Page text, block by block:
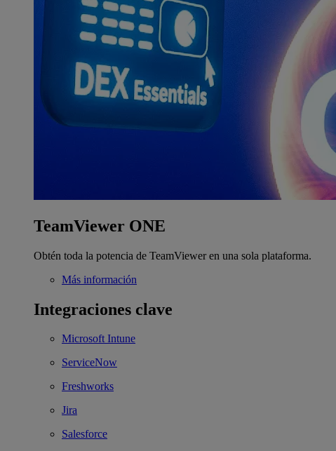
TeamViewer ONE
Obtén toda la potencia de TeamViewer en una sola plataforma.
Más información
Integraciones clave
Microsoft Intune
ServiceNow
Freshworks
Jira
Salesforce